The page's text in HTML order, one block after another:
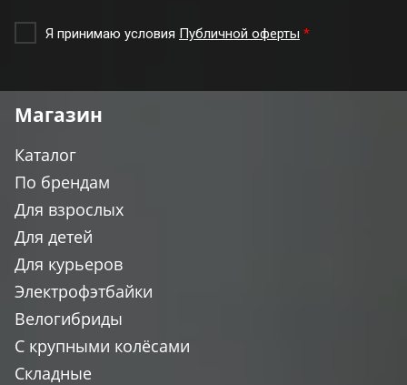
Я принимаю условия Публичной оферты *
Магазин
Каталог
По брендам
Для взрослых
Для детей
Для курьеров
Электрофэтбайки
Велогибриды
С крупными колёсами
Складные